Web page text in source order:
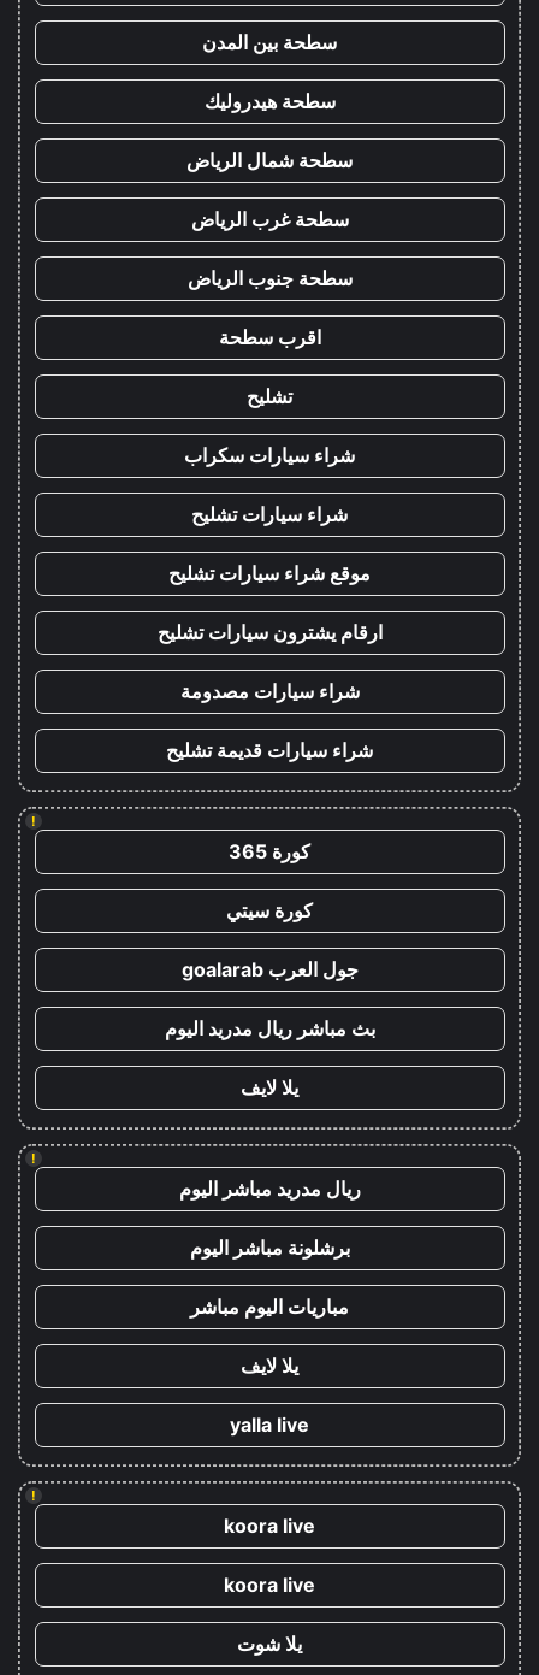
سطحة بين المدن
سطحة هيدروليك
سطحة شمال الرياض
سطحة غرب الرياض
سطحة جنوب الرياض
اقرب سطحة
تشليح
شراء سيارات سكراب
شراء سيارات تشليح
موقع شراء سيارات تشليح
ارقام يشترون سيارات تشليح
شراء سيارات مصدومة
شراء سيارات قديمة تشليح
!
كورة 365
كورة سيتي
جول العرب goalarab
بث مباشر ريال مدريد اليوم
يلا لايف
!
ريال مدريد مباشر اليوم
برشلونة مباشر اليوم
مباريات اليوم مباشر
يلا لايف
yalla live
!
koora live
koora live
يلا شوت